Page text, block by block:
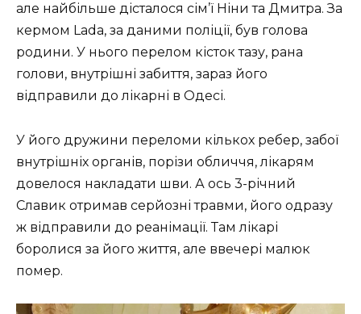
але найбільше дісталося сім’ї Ніни та Дмитра. За
кермом Lada, за даними поліції, був голова
родини. У нього перелом кісток тазу, рана
голови, внутрішні забиття, зараз його
відправили до лікарні в Одесі.
У його дружини переломи кількох ребер, забої
внутрішніх органів, порізи обличчя, лікарям
довелося накладати шви. А ось 3-річний
Славик отримав серйозні травми, його одразу
ж відправили до реанімації. Там лікарі
боролися за його життя, але ввечері малюк
помер.